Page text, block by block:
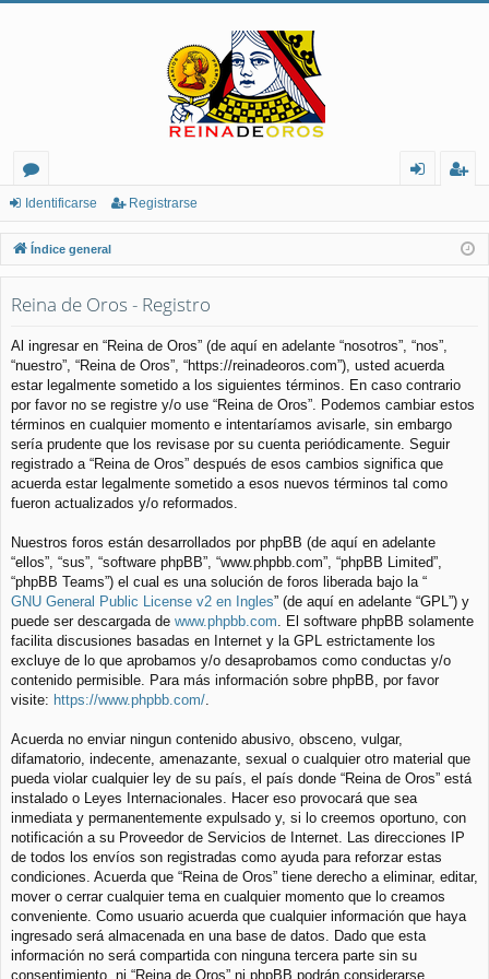
or
os
nt
ifi
rs
e
ist
ra
Identificarse Registrarse
Índice general
Reina de Oros - Registro
Al ingresar en “Reina de Oros” (de aquí en adelante “nosotros”, “nos”,
“nuestro”, “Reina de Oros”, “https://reinadeoros.com”), usted acuerda
estar legalmente sometido a los siguientes términos. En caso contrario
por favor no se registre y/o use “Reina de Oros”. Podemos cambiar estos
términos en cualquier momento e intentaríamos avisarle, sin embargo
sería prudente que los revisase por su cuenta periódicamente. Seguir
registrado a “Reina de Oros” después de esos cambios significa que
acuerda estar legalmente sometido a esos nuevos términos tal como
fueron actualizados y/o reformados.
Nuestros foros están desarrollados por phpBB (de aquí en adelante
“ellos”, “sus”, “software phpBB”, “www.phpbb.com”, “phpBB Limited”,
“phpBB Teams”) el cual es una solución de foros liberada bajo la “
GNU General Public License v2 en Ingles” (de aquí en adelante “GPL”) y
puede ser descargada de www.phpbb.com . El software phpBB solamente
facilita discusiones basadas en Internet y la GPL estrictamente los
excluye de lo que aprobamos y/o desaprobamos como conductas y/o
contenido permisible. Para más información sobre phpBB, por favor
visite: https://www.phpbb.com/
Acuerda no enviar ningun contenido abusivo, obsceno, vulgar,
difamatorio, indecente, amenazante, sexual o cualquier otro material que
pueda violar cualquier ley de su país, el país donde “Reina de Oros” está
instalado o Leyes Internacionales. Hacer eso provocará que sea
inmediata y permanentemente expulsado y, si lo creemos oportuno, con
notificación a su Proveedor de Servicios de Internet. Las direcciones IP
de todos los envíos son registradas como ayuda para reforzar estas
condiciones. Acuerda que “Reina de Oros” tiene derecho a eliminar, editar,
mover o cerrar cualquier tema en cualquier momento que lo creamos
conveniente. Como usuario acuerda que cualquier información que haya
ingresado será almacenada en una base de datos. Dado que esta
información no será compartida con ninguna tercera parte sin su
consentimiento, ni “Reina de Oros” ni phpBB podrán considerarse